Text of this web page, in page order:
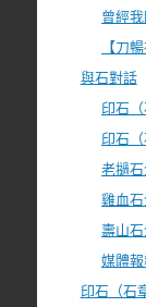
曾經
【刀
與石對話
印石
印石
老撾
雞血
壽山
媒體
印石（石